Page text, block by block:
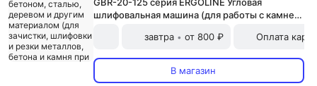
шлифовальная машина (для работы с камнем,
материалом (для зачистки, шлифовки и
установке соответствующих шлифовальных,
отрезных, алмазных дисков)), цена за 1 шт
завтра • от 800 ₽ Оплата
В магазин